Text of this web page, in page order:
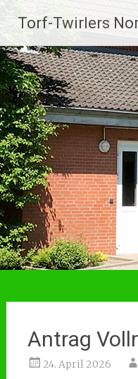
Inhalt
springen
Torf-Twirlers
Antrag
24. April 2026